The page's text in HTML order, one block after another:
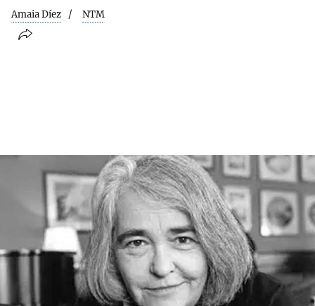
Amaia Díez NTM